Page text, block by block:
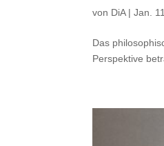
von DiA|Jan.
Das
Perspektive